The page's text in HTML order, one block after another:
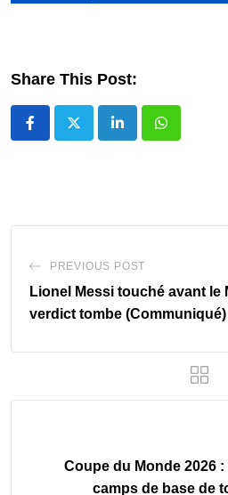
Share This Post:
LinkedInWhatsapp
PREVIOUS POST
Lionel Messi touché avant le
verdict tombe (Communiqué)
Coupe du Monde 2026
camps de base de